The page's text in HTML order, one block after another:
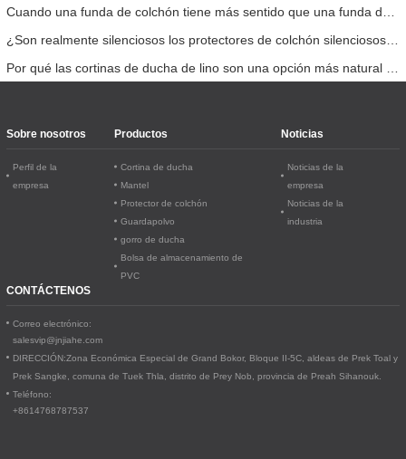
Por qué las cortinas de ducha de lino son una opción más natural para el baño
Sobre nosotros
Perfil de la
empresa
Productos
Cortina de ducha
Mantel
Protector de colchón
Guardapolvo
gorro de ducha
Bolsa de almacenamiento de
PVC
Noticias
Noticias de la
empresa
Noticias de la
industria
CONTÁCTENOS
Correo electrónico:
salesvip@jnjiahe.com
DIRECCIÓN:Zona Económica Especial de Grand Bokor, Bloque II-5C, aldeas de Prek Toal y
Prek Sangke, comuna de Tuek Thla, distrito de Prey Nob, provincia de Preah Sihanouk.
Teléfono:
+8614768787537